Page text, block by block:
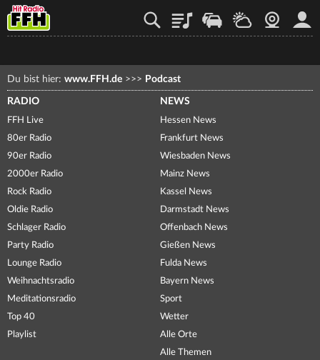
PlaylistStaupilotWetterWebcam
Du bist hier: www.FFH.de >>> Podcast
RADIO
FFH Live
80er Radio
90er Radio
2000er Radio
Rock Radio
Oldie Radio
Schlager Radio
Party Radio
Lounge Radio
Weihnachtsradio
Meditationsradio
Top 40
Playlist
NEWS
Hessen News
Frankfurt News
Wiesbaden News
Mainz News
Kassel News
Darmstadt News
Offenbach News
Gießen News
Fulda News
Bayern News
Sport
Wetter
Alle Orte
Alle Themen